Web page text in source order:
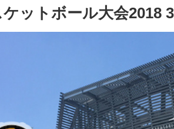
ットボール大会2018